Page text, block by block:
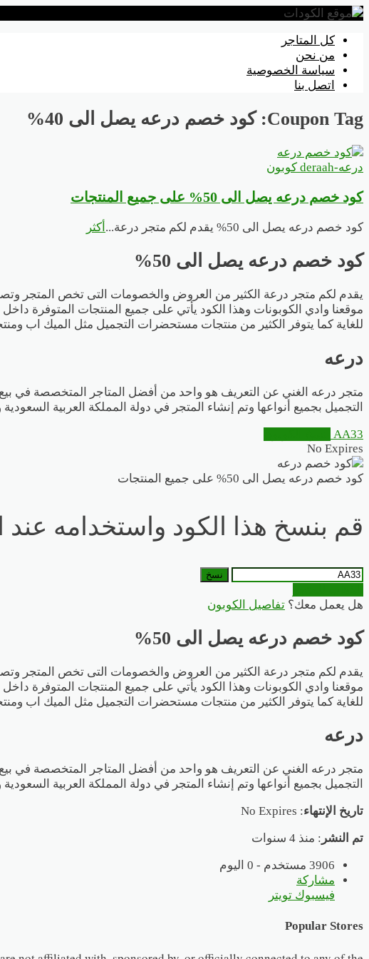
تخطي
المحتوى
كل المتاجر
من نحن
سياسة الخصوصية
اتصل بنا
Coupon Tag: كود خصم درعه يصل الى 40%
درعه-deraah كوبون
كود خصم درعه يصل الى 50% على جميع المنتجات
كود خصم درعه يصل الى 50% يقدم لكم متجر درعة ... أكثر
كود خصم درعه يصل الى 50%
موقعنا وادي الكوبونات وهذا الكود يأتي على جميع المنتجات المتوفرة
للغاية كما يتوفر الكثير من منتجات مستحضرات التجميل مثل الميك اب
درعه
متجر درعه الغني عن التعريف هو واحد من أفضل المتاجر المتخصصة في
التجميل بجميع أنواعها وتم إنشاء المتجر في دولة المملكة العربية
AA33
No Expires
كود خصم درعه يصل الى 50% على جميع المنتجات
قم بنسخ هذا الكود واستخدامه عند
نسخ
هل يعمل معك؟ تفاصيل الكوبون
كود خصم درعه يصل الى 50%
موقعنا وادي الكوبونات وهذا الكود يأتي على جميع المنتجات المتوفرة
للغاية كما يتوفر الكثير من منتجات مستحضرات التجميل مثل الميك اب
درعه
متجر درعه الغني عن التعريف هو واحد من أفضل المتاجر المتخصصة في
التجميل بجميع أنواعها وتم إنشاء المتجر في دولة المملكة العربية
تاريخ الإنتهاء: No Expires
تم النشر : منذ 4 سنوات
3906 مستخدم - 0 اليوم
مشاركة
فيسبوك تويتر
Popular Stores